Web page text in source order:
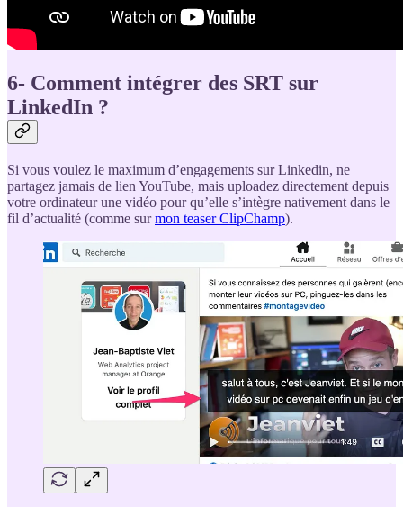
6- Comment intégrer des SRT sur
LinkedIn ?
Si vous voulez le maximum d’engagements sur Linkedin, ne
partagez jamais de lien YouTube, mais uploadez directement depuis
votre ordinateur une vidéo pour qu’elle s’intègre nativement dans le
fil d’actualité (comme surmon teaser ClipChamp).